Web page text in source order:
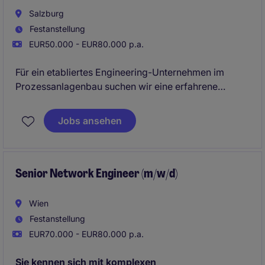
Salzburg
Festanstellung
EUR50.000 - EUR80.000 p.a.
Für ein etabliertes Engineering-Unternehmen im
Prozessanlagenbau suchen wir eine erfahrene
Piping Engineering. Die Position verbindet
konstruktive Planung, 3D-Modellierung sowie
Verfahrenstechnik).
Jobs ansehen
Senior Network Engineer (m/w/d)
Wien
Festanstellung
EUR70.000 - EUR80.000 p.a.
Sie kennen sich mit komplexen